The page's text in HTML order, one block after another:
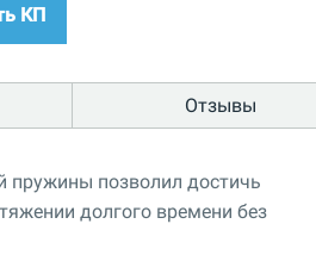
КП
Отзывы
пружины позволил достичь
долгого времени без